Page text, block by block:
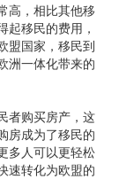
高，相比其他移
起移民的费用，
盟国家，移民到
洲一体化带来的
者购买房产，这
房成为了移民的
多人可以更轻松
速转化为欧盟的